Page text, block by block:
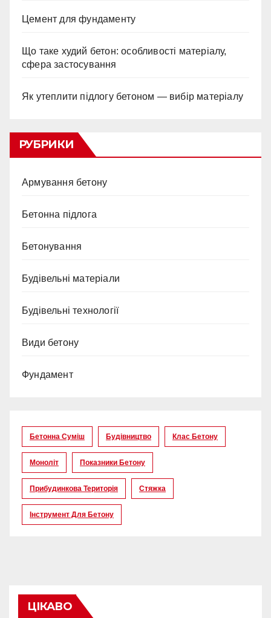
Цемент для фундаменту
Що таке худий бетон: особливості матеріалу,
сфера застосування
Як утеплити підлогу бетоном — вибір матеріалу
РУБРИКИ
Армування бетону
Бетонна підлога
Бетонування
Будівельні матеріали
Будівельні технології
Види бетону
Фундамент
Бетонна Суміш Будівництво Клас Бетону
Моноліт Показники Бетону
Прибудинкова Територія Стяжка
Інструмент Для Бетону
ЦІКАВО